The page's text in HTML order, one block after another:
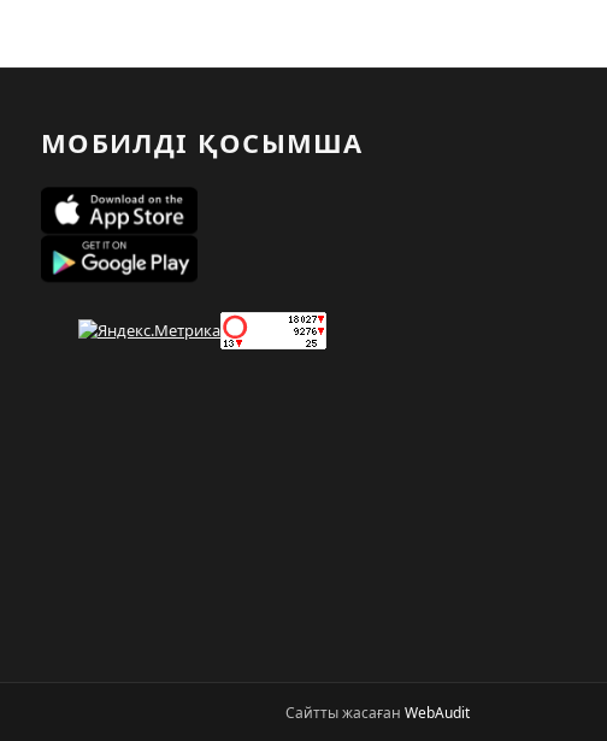
МОБИЛДІ ҚОСЫМША
Сайтты жасаған WebAudit